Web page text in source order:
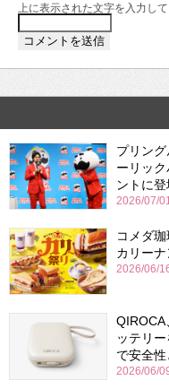
上に表示された文字を入力して
プリン
ーリッ
ントに登
2026/07/
コメダ
カリー
2026/06/
ッテリ
で安全
2026/06/